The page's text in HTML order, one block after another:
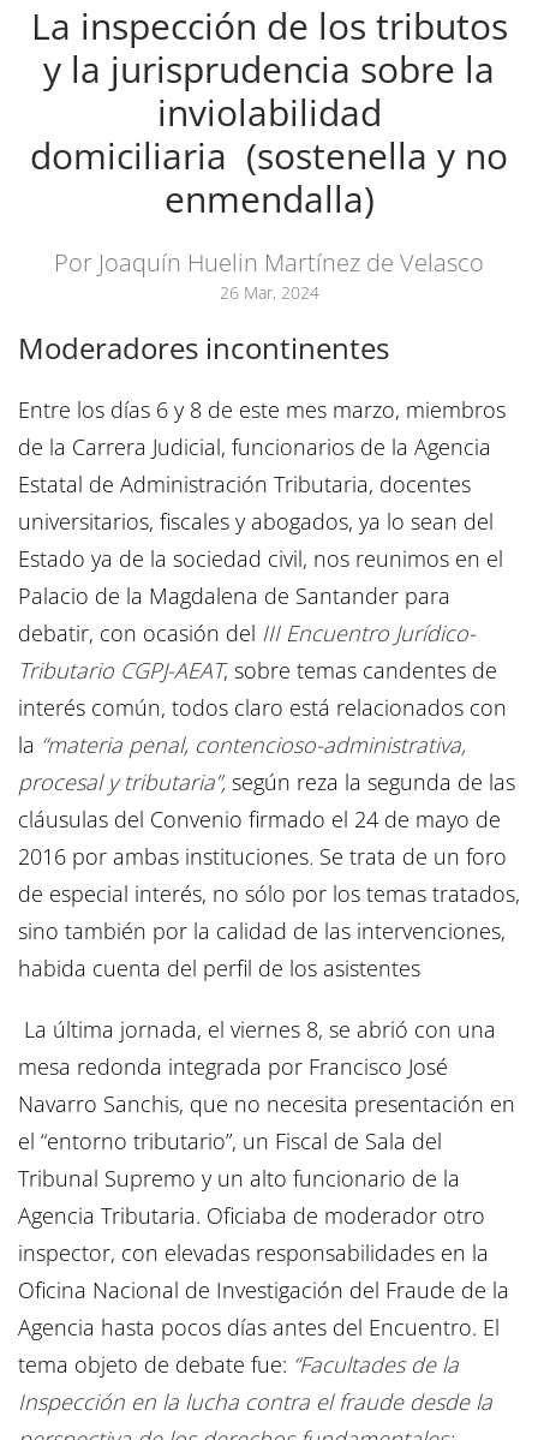
La inspección de los tributos
y la jurisprudencia sobre la
inviolabilidad
domiciliaria (sostenella y no
enmendalla)
Por Joaquín Huelin Martínez de Velasco
26 Mar, 2024
Moderadores incontinentes
Entre los días 6 y 8 de este mes marzo, miembros
de la Carrera Judicial, funcionarios de la Agencia
Estatal de Administración Tributaria, docentes
universitarios, fiscales y abogados, ya lo sean del
Estado ya de la sociedad civil, nos reunimos en el
Palacio de la Magdalena de Santander para
debatir, con ocasión del III Encuentro Jurídico-
Tributario CGPJ-AEAT, sobre temas candentes de
interés común, todos claro está relacionados con
la “materia penal, contencioso-administrativa,
procesal y tributaria”, según reza la segunda de las
cláusulas del Convenio firmado el 24 de mayo de
2016 por ambas instituciones. Se trata de un foro
de especial interés, no sólo por los temas tratados,
sino también por la calidad de las intervenciones,
habida cuenta del perfil de los asistentes
La última jornada, el viernes 8, se abrió con una
mesa redonda integrada por Francisco José
Navarro Sanchis, que no necesita presentación en
el “entorno tributario”, un Fiscal de Sala del
Tribunal Supremo y un alto funcionario de la
Agencia Tributaria. Oficiaba de moderador otro
inspector, con elevadas responsabilidades en la
Oficina Nacional de Investigación del Fraude de la
Agencia hasta pocos días antes del Encuentro. El
tema objeto de debate fue: “Facultades de la
Inspección en la lucha contra el fraude desde la